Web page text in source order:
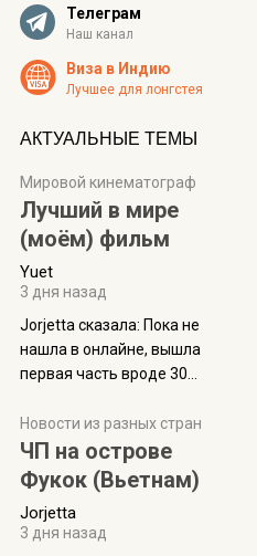
Телеграм
Наш канал
Виза в Индию
Лучшее для лонгстея
АКТУАЛЬНЫЕ ТЕМЫ
Мировой кинематограф
Лучший в мире
(моём) фильм
Yuet
3 дня назад
Jorjetta сказалa: Пока не
нашла в онлайне, вышла
первая часть вроде 30
Дивали 8 ноября.
Новости из разных стран
ЧП на острове
Фукок (Вьетнам)
Jorjetta
3 дня назад